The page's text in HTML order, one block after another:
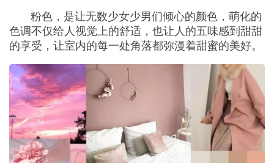
粉色，是让无数少女少男们倾心的颜色，萌化的
色调不仅给人视觉上的舒适，也让人的五味感到甜甜
的享受，让室内的每一处角落都弥漫着甜蜜的美好。